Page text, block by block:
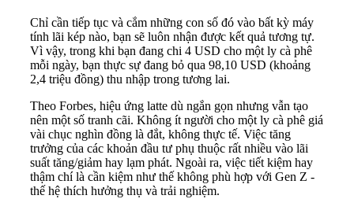
Chỉ cần tiếp tục và cắm những con số đó vào bất kỳ máy
tính lãi kép nào, bạn sẽ luôn nhận được kết quả tương tự.
Vì vậy, trong khi bạn đang chi 4 USD cho một ly cà phê
mỗi ngày, bạn thực sự đang bỏ qua 98,10 USD (khoảng
2,4 triệu đồng) thu nhập trong tương lai.
Theo Forbes, hiệu ứng latte dù ngắn gọn nhưng vẫn tạo
nên một số tranh cãi. Không ít người cho một ly cà phê giá
vài chục nghìn đồng là đắt, không thực tế. Việc tăng
trưởng của các khoản đầu tư phụ thuộc rất nhiều vào lãi
suất tăng/giảm hay lạm phát. Ngoài ra, việc tiết kiệm hay
thậm chí là cần kiệm như thế không phù hợp với Gen Z -
thế hệ thích hưởng thụ và trải nghiệm.